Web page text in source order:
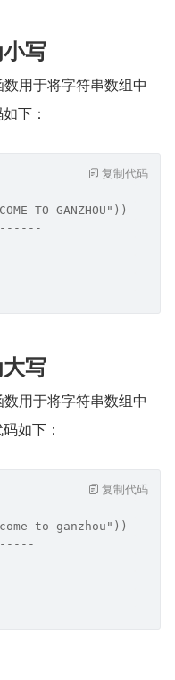
写
数用于将字符串数组中
下：
TO GANZHOU"))
复制代码
写
数用于将字符串数组中
如下：
to ganzhou"))
复制代码